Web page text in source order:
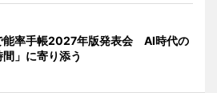
能率手帳2027年版発表会 AI時代の
間」に寄り添う